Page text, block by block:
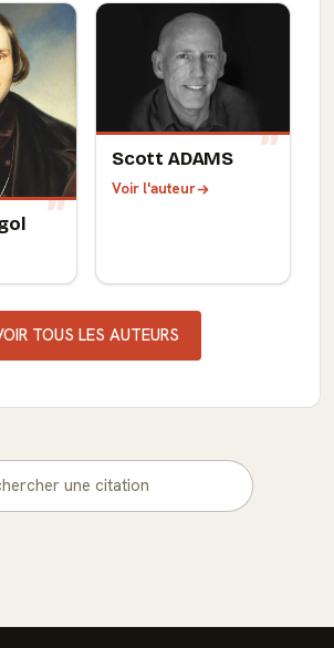
Scott ADAMS
Voir l'auteur
TOUS LES AUTEURS